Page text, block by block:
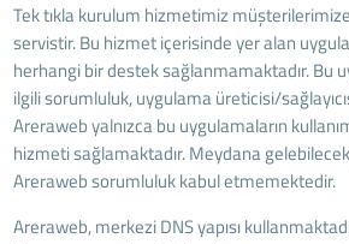
Tek tıkla kurulum hizmetimiz
servistir. Bu hizmet içerisinde yer alan
herhangi bir destek sağlanmamaktadır. Bu
ilgili sorumluluk, uygulama üreticisi/
Areraweb yalnızca bu uygulamaların
hizmeti sağlamaktadır. Meydana
Areraweb sorumluluk kabul etmemektedir.
Areraweb, merkezi DNS yapısı